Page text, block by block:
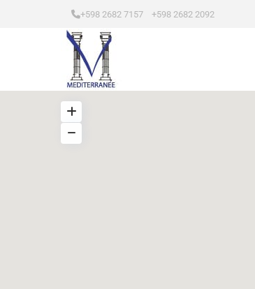
+598 2682 7157 +598 2682 2092